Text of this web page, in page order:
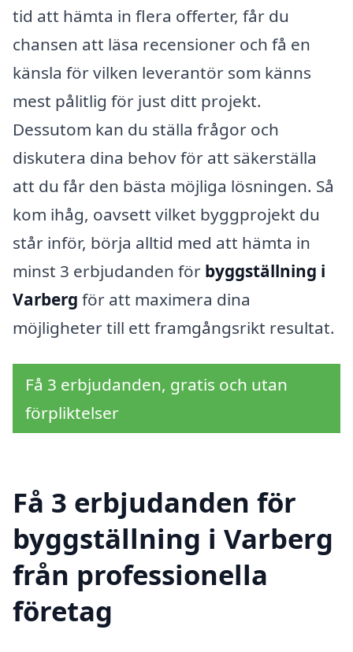
tid att hämta in flera offerter, får du
chansen att läsa recensioner och få en
känsla för vilken leverantör som känns
mest pålitlig för just ditt projekt.
Dessutom kan du ställa frågor och
diskutera dina behov för att säkerställa
att du får den bästa möjliga lösningen. Så
kom ihåg, oavsett vilket byggprojekt du
står inför, börja alltid med att hämta in
minst 3 erbjudanden för byggställning i
Varberg för att maximera dina
möjligheter till ett framgångsrikt resultat.
Få 3 erbjudanden, gratis och utan
förpliktelser
Få 3 erbjudanden för
byggställning i Varberg
från professionella
företag